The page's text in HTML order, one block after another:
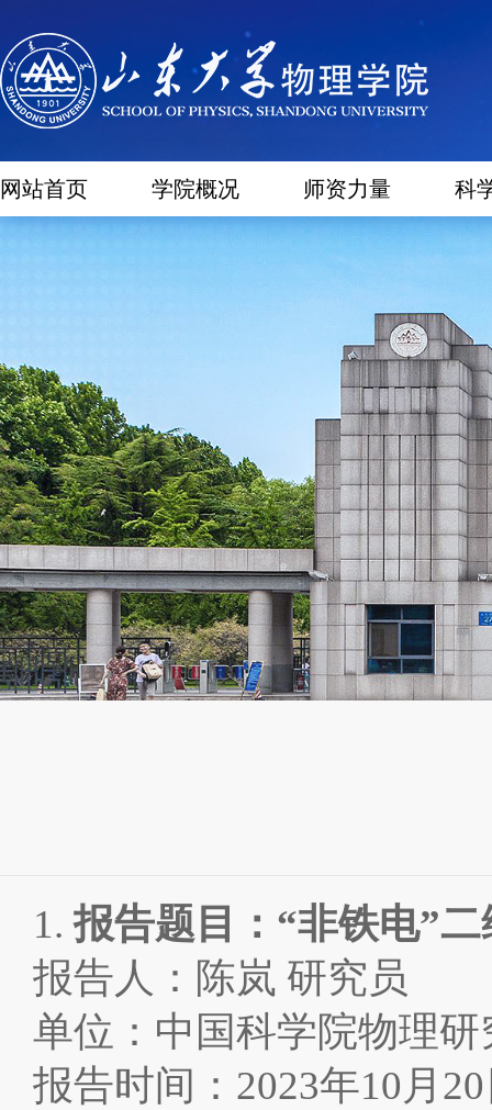
网站首页 学院概况 师资力量 科
1. 报告题目： “非铁电”
报告人：陈岚 研究员
单位：中国科学院物理研
报告时间： 2023年10月 20